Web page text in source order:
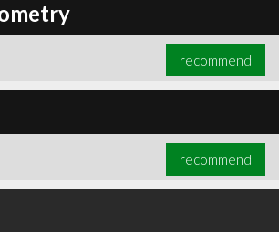
recommend
recommend